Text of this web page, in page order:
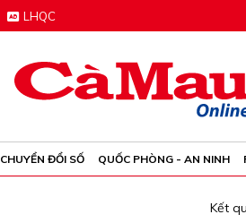
LHQC
CHUYỂN ĐỔI SỐ QUỐC PHÒNG - AN NINH
Kết